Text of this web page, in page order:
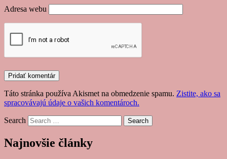
Adresa webu
Táto stránka používa Akismet na obmedzenie spamu. Zistite, ako sa
spracovávajú údaje o vašich komentároch.
Search
Najnovšie články